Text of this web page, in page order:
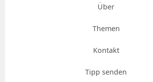
Über
Themen
Kontakt
Tipp senden